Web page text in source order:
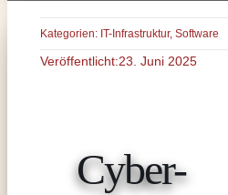
Kategorien: IT-Infrastruktur, Software
Veröffentlicht:23. Juni 2025
Cyber-